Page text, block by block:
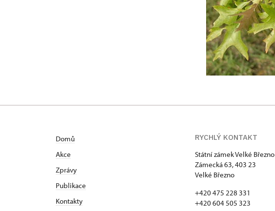
Domů
Akce
Zprávy
Publikace
Kontakty
RYCHLÝ KONTAKT
Státní zámek Velké Březno
Zámecká 63, 403 23
Velké Březno
+420 475 228 331
+420 604 505 323